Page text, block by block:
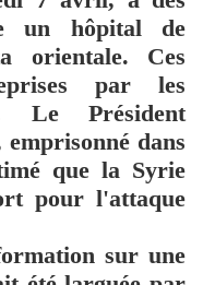
un hôpital de
orientale. Ces
par les
Le Président
dans
que la Syrie
pour l'attaque
sur une